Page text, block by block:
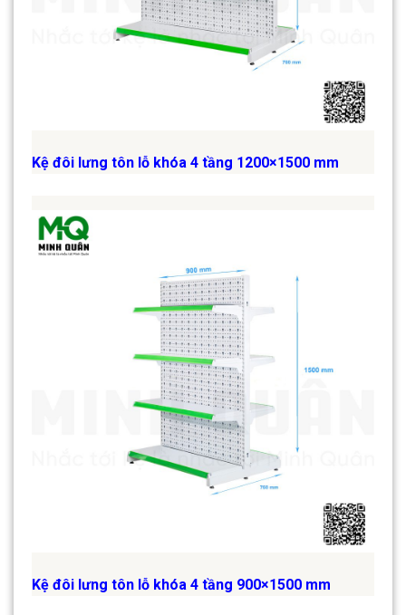
Kệ đôi lưng tôn lỗ khóa 4 tầng 1200×1500 mm
Kệ đôi lưng tôn lỗ khóa 4 tầng 900×1500 mm